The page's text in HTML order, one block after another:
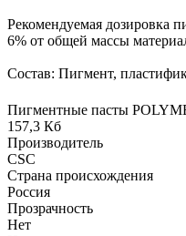
Рекомендуемая дозировка
6% от общей массы
Состав: Пигмент,
Пигментные пасты
157,3 Кб
Производитель
CSC
Страна происхождения
Россия
Прозрачность
Нет